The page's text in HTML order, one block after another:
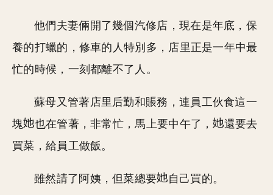
他們夫妻倆開了幾個汽修店，現在是年底，保
養的打蠟的，修車的人特別多，店里正是一年中最
忙的時候，一刻都離不了人。
蘇母又管著店里后勤和賬務，連員工伙食這一
塊
也在管著，非常忙，馬上要中午了，
還要去
買菜，給員工做飯。
雖然請了阿姨，但菜總要 自己買的。